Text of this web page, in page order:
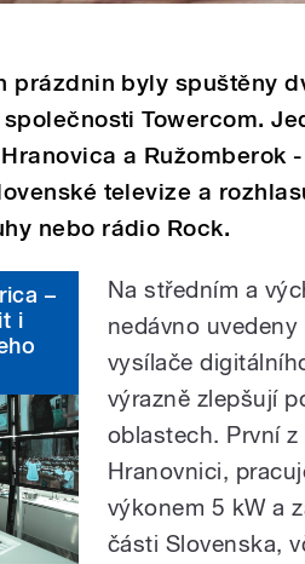
prázdnin byly spuštěny
Towercom.
a Ružomberok
televize a
nebo rádio Rock.
–
i
Na středním a
nedávno
vysílače
výrazně zlepšují
oblastech. První
Hranovnici,
výkonem 5 kW a
části Slovenska,